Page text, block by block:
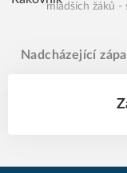
mladších žáků -
Nadcházející